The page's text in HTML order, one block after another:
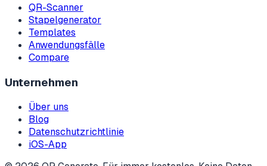
QR-Scanner
Stapelgenerator
Templates
Anwendungsfälle
Compare
Unternehmen
Über uns
Blog
Datenschutzrichtlinie
iOS-App